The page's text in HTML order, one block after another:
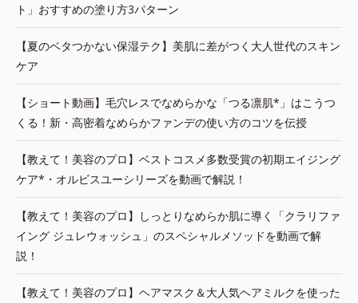
ト」おすすめの塗り方3パターン
【夏のベタつかない保湿テク】美肌に差がつく大人世代のスキン
ケア
【ショート動画】毛穴レスでなめらかな「つる凛肌*」はこうつ
くる！新・高密着なめらかファンデの使い方のコツを伝授
【教えて！美容のプロ】ベストコスメ多数受賞の初期エイジング
ケア*・オルビスユーシリーズを動画で解説！
【教えて！美容のプロ】しっとりなめらか肌に導く「クラリファ
イング ジュレウォッシュ」のスペシャルメソッドを動画で解
説！
【教えて！美容のプロ】ヘアマスク＆大人気ヘアミルクを使った